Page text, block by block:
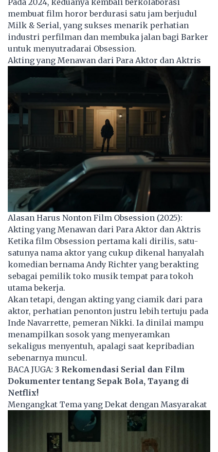
Pada 2024, keduanya kembali berkolaborasi
membuat film horor berdurasi satu jam berjudul
Milk & Serial, yang sukses menarik perhatian
industri perfilman dan membuka jalan bagi Barker
untuk menyutradarai Obsession.
Akting yang Menawan dari Para Aktor dan Aktris
Alasan Harus Nonton Film Obsession (2025):
Akting yang Menawan dari Para Aktor dan Aktris
Ketika film Obsession pertama kali dirilis, satu-
satunya nama aktor yang cukup dikenal hanyalah
komedian bernama Andy Richter yang berakting
sebagai pemilik toko musik tempat para tokoh
utama bekerja.
Akan tetapi, dengan akting yang ciamik dari para
aktor, perhatian penonton justru lebih tertuju pada
Inde Navarrette, pemeran Nikki. Ia dinilai mampu
menampilkan sosok yang menyeramkan
sekaligus menyentuh, apalagi saat kepribadian
sebenarnya muncul.
BACA JUGA: 3 Rekomendasi Serial dan Film
Dokumenter tentang Sepak Bola, Tayang di
Netflix!
Mengangkat Tema yang Dekat dengan Masyarakat